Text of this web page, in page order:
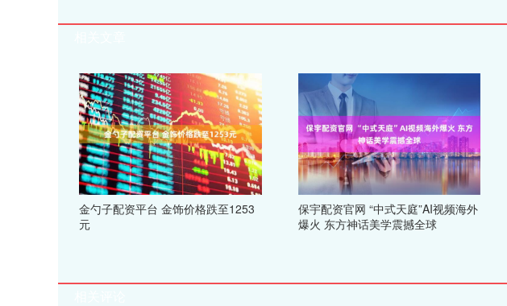
金勺子配资平台 金饰价格跌至1253
元
保宇配资官网 “中式天庭”AI视频海外
爆火 东方神话美学震撼全球